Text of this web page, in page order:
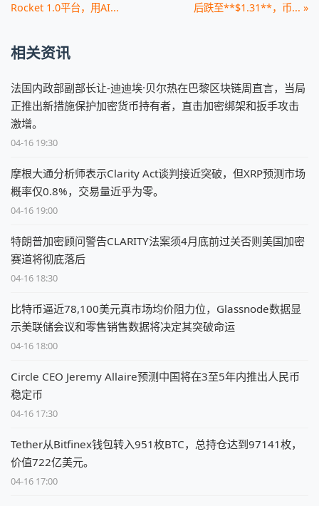
Rocket 1.0平台，用AI...
后跌至**$1.31**，币... »
相关资讯
法国内政部副部长让-迪迪埃·贝尔热在巴黎区块链周直言，当局
正推出新措施保护加密货币持有者，直击加密绑架和扳手攻击
激增。
04-16 19:30
摩根大通分析师表示Clarity Act谈判接近突破，但XRP预测市场
概率仅0.8%，交易量近乎为零。
04-16 19:00
特朗普加密顾问警告CLARITY法案须4月底前过关否则美国加密
赛道将彻底落后
04-16 18:30
比特币逼近78,100美元真市场均价阻力位，Glassnode数据显
示美联储会议和零售销售数据将决定其突破命运
04-16 18:00
Circle CEO Jeremy Allaire预测中国将在3至5年内推出人民币
稳定币
04-16 17:30
Tether从Bitfinex钱包转入951枚BTC，总持仓达到97141枚，
价值722亿美元。
04-16 17:00